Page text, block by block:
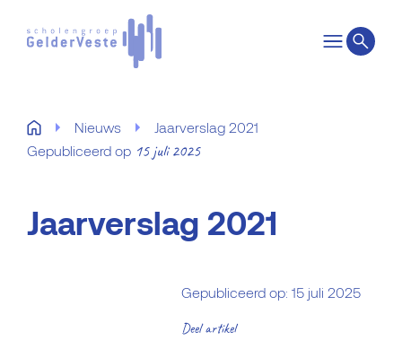
Nieuws
Jaarverslag 2021
Gepubliceerd op 15 juli 2025
Jaarverslag 2021
Gepubliceerd op: 15 juli 2025
Deel artikel